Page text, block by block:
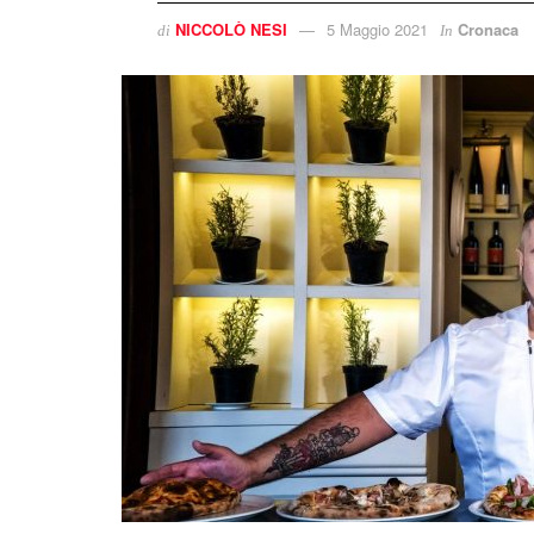
di NICCOLÒ NESI 5 Maggio 2021 In Cronaca